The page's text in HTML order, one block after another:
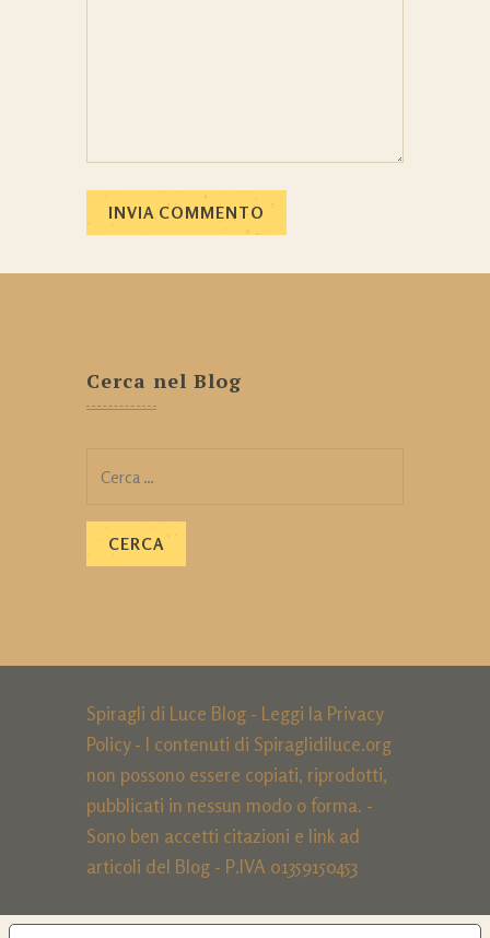
Cerca nel Blog
Spiragli di Luce Blog - Leggi la Privacy
Policy- I contenuti di Spiraglidiluce.org
non possono essere copiati, riprodotti,
pubblicati in nessun modo o forma. -
Sono ben accetti citazioni e link ad
articoli del Blog - P.IVA 01359150453